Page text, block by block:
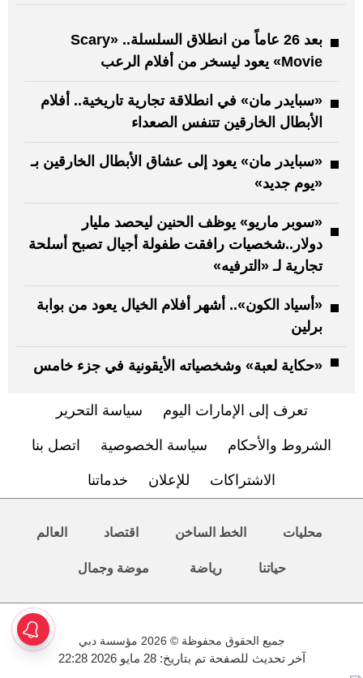
بعد 26 عاماً من انطلاق السلسلة.. «Scary
Movie» يعود ليسخر من أفلام الرعب
«سبايدر مان» في انطلاقة تجارية تاريخية.. أفلام
الأبطال الخارقين تتنفس الصعداء
«سبايدر مان» يعود إلى عشاق الأبطال الخارقين بـ
«يوم جديد»
«سوبر ماريو» يوظف الحنين ليحصد مليار
دولار..شخصيات رافقت طفولة أجيال تصبح أسلحة
تجارية لـ «الترفيه»
«أسياد الكون».. أشهر أفلام الخيال يعود من بوابة
برلين
«حكاية لعبة» وشخصياته الأيقونية في جزء خامس
تعرف إلى الإمارات اليوم سياسة التحرير
الشروط والأحكام سياسة الخصوصية اتصل بنا
الاشتراكات للإعلان خدماتنا
محليات الخط الساخن اقتصاد العالم
حياتنا رياضة موضة وجمال
جميع الحقوق محفوظة © 2026 مؤسسة دبي
آخر تحديث للصفحة تم بتاريخ: 28 مايو 2026 22:28